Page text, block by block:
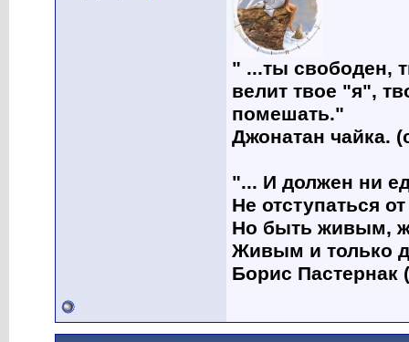
" ...ты свободен,
велит твое "я",
помешать."
Джонатан чайка.
"... И должен ни
Не отступаться
Но быть живым,
Живым и только
Борис Пастернак